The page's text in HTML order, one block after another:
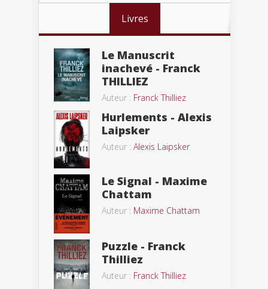
Livres
Le Manuscrit
inachevé - Franck
THILLIEZ
Auteur : Franck Thilliez
Hurlements - Alexis
Laipsker
Auteur : Alexis Laipsker
Le Signal - Maxime
Chattam
Auteur : Maxime Chattam
Puzzle - Franck
Thilliez
Auteur : Franck Thilliez